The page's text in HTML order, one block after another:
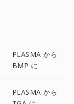
PLASMA から
BMP に
PLASMA から